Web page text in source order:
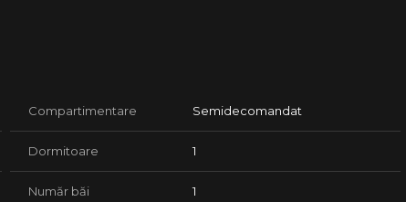
incepand de la 101.028 Euro (TVA 9% inclus in
Compartimentare Semidecomandat
Dormitoare 1
Număr băi 1